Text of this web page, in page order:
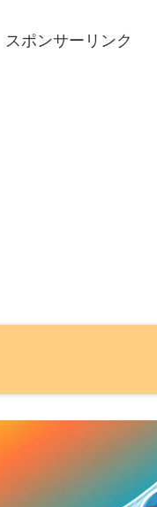
スポンサーリンク